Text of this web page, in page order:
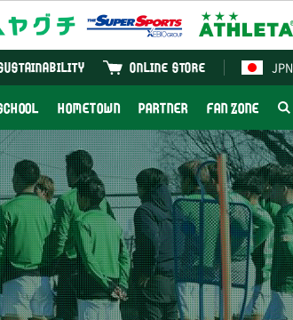
JPN
ONLINE STORE
HOMETOWN PARTNER FAN ZONE